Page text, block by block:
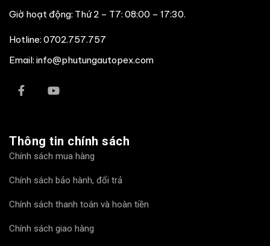
Giờ hoạt động: Thứ 2 – T7: 08:00 – 17:30.
Hotline: 0702.757.757
Email: info@phutungautopex.com
Thông tin chính sách
Chính sách mua hàng
Chính sách bảo hành, đổi trả
Chính sách thanh toán và hoàn tiền
Chính sách giao hàng